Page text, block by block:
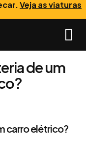
Veja as viaturas
de um
carroelétrico?